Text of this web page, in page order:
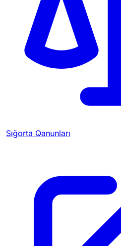
Sığorta Qanunları